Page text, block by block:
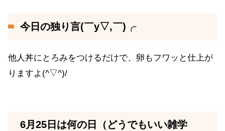
今日の独り言(￣y▽,￣)╭
他人丼にとろみをつけるだけで、卵もフワッと仕上が
りますよ(^▽^)/
6月25日は何の日（どうでもいい雑学